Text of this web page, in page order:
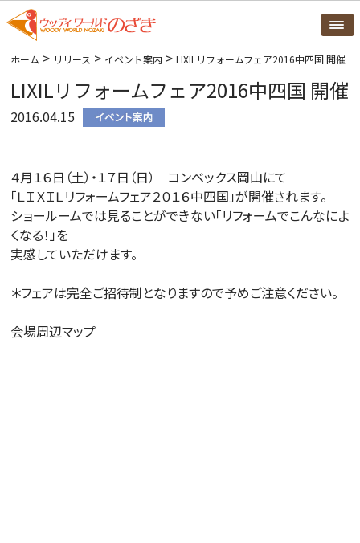
ホーム > リリース > イベント案内 >LIXILリフォームフェア2016中四国 開催
LIXILリフォームフェア2016中四国 開催
2016.04.15
４月１６日（土）・１７日（日） コンベックス岡山にて
「ＬＩＸＩＬリフォームフェア２０１６中四国」が開催されます。
ショールームでは見ることができない「リフォームでこんなによ
くなる！」を
実感していただけます。
＊フェアは完全ご招待制となりますので予めご注意ください。
会場周辺マップ